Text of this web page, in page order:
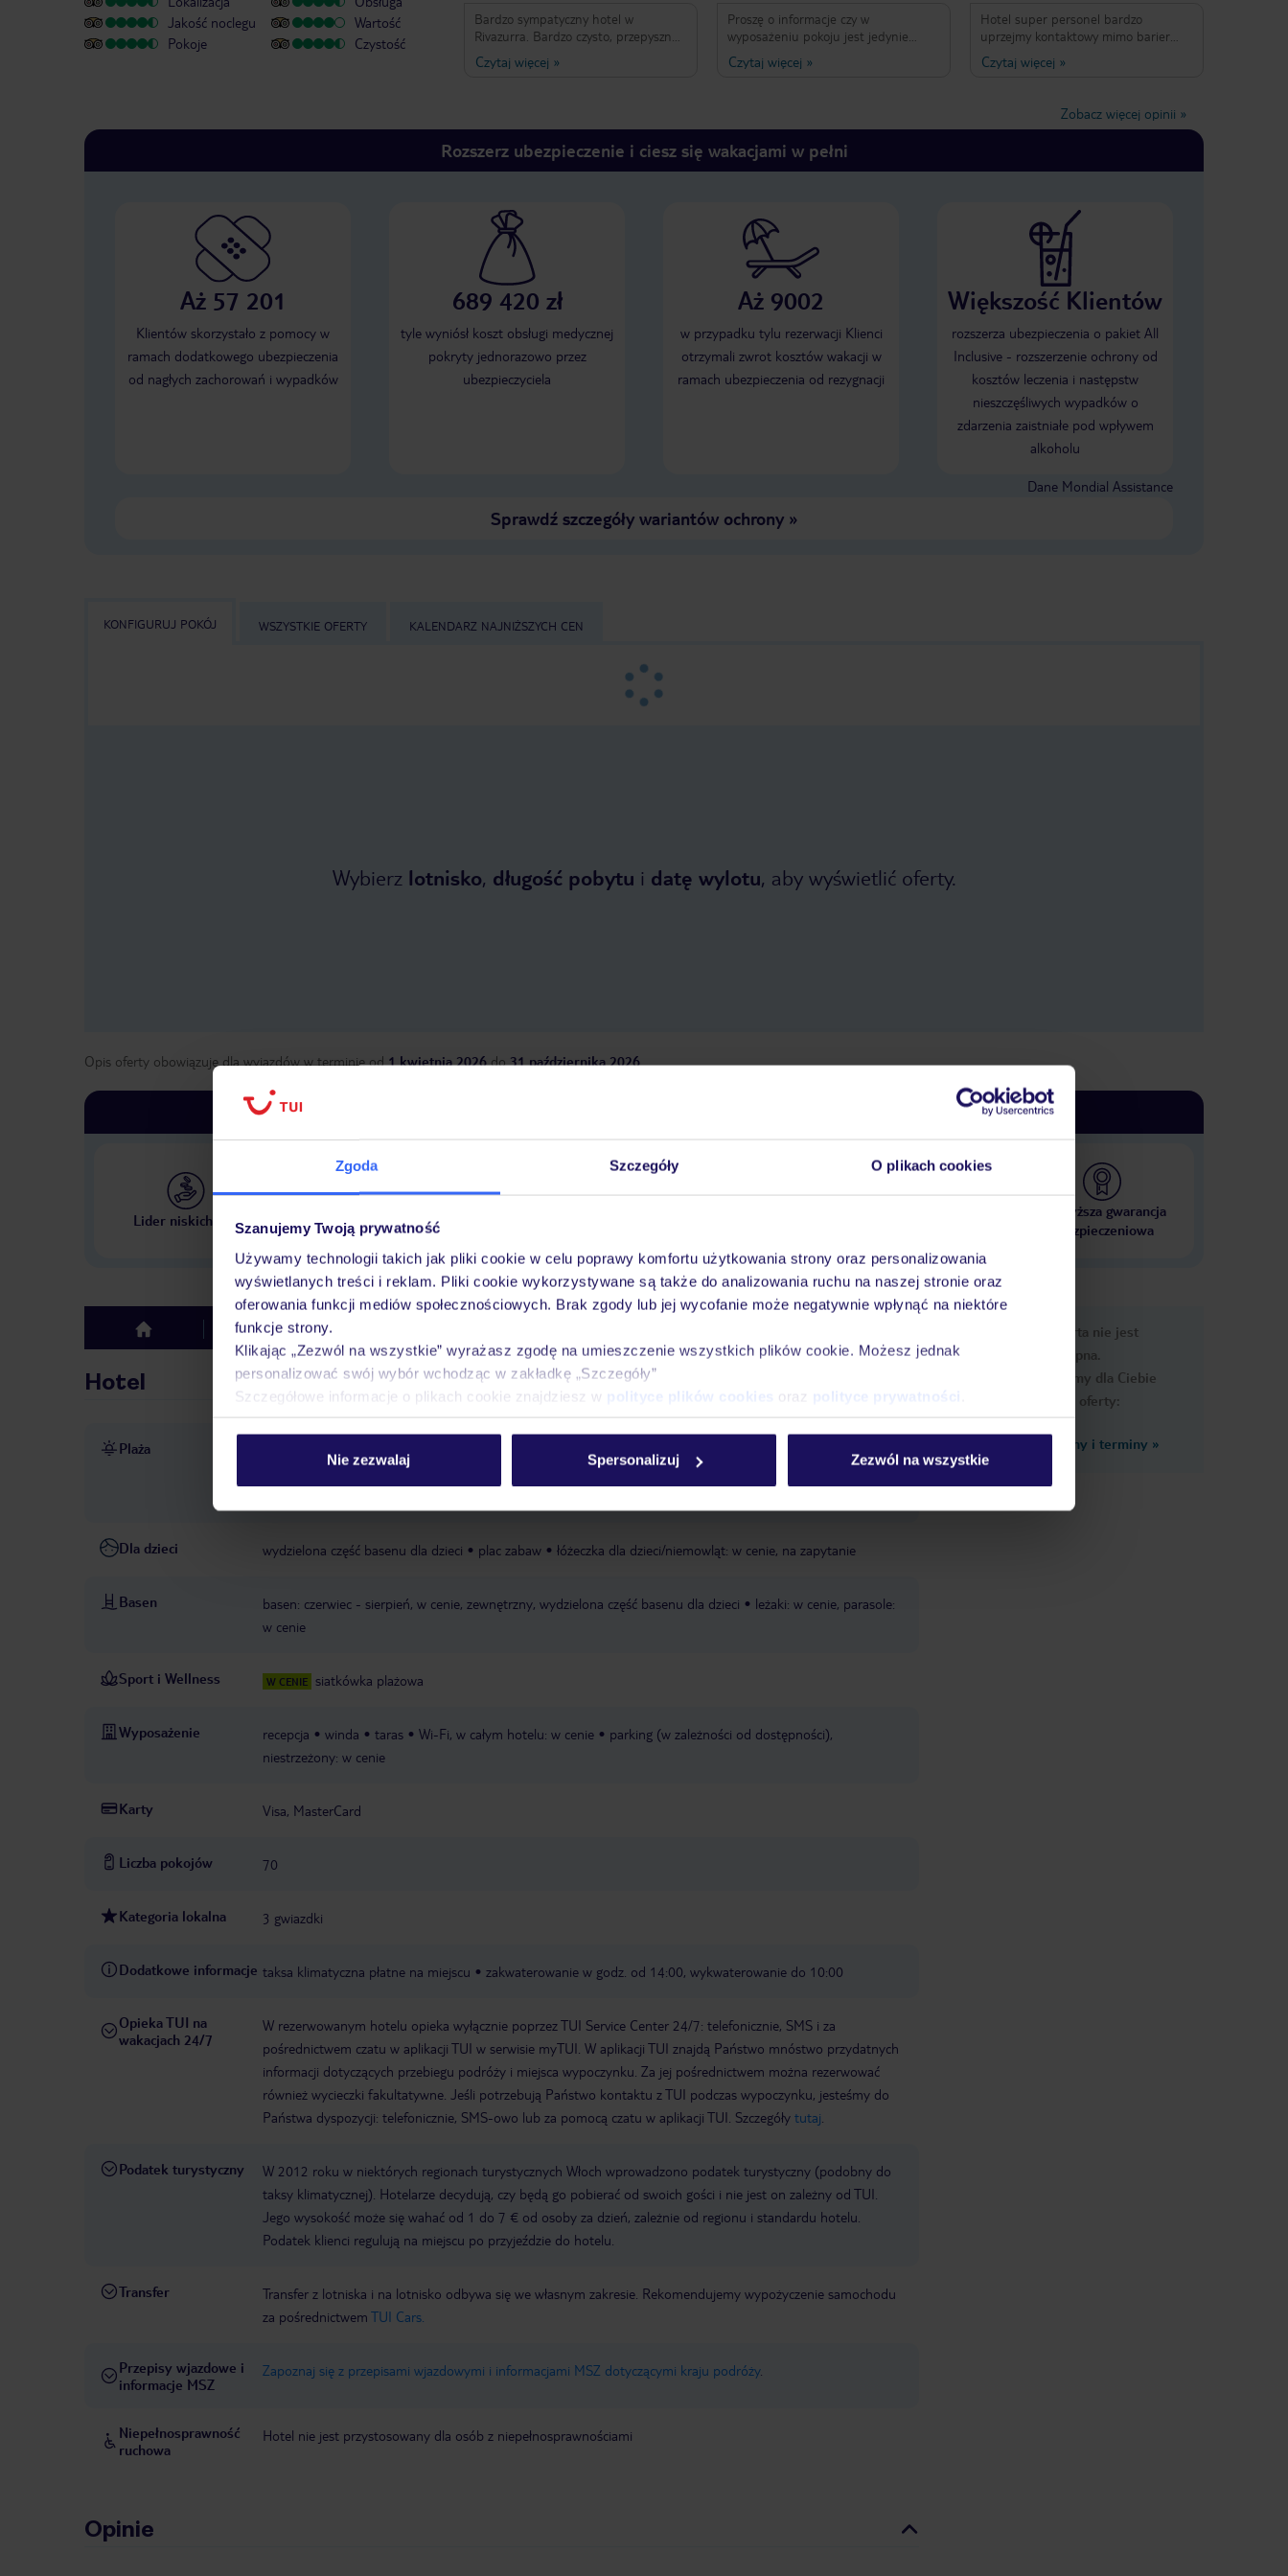
Zgoda Szczegóły O plikach cookies
Szanujemy Twoją prywatność
Używamy technologii takich jak pliki cookie w celu poprawy komfortu użytkowania strony oraz personalizowania
wyświetlanych treści i reklam. Pliki cookie wykorzystywane są także do analizowania ruchu na naszej stronie oraz
oferowania funkcji mediów społecznościowych. Brak zgody lub jej wycofanie może negatywnie wpłynąć na niektóre
funkcje strony.
Klikając „Zezwól na wszystkie” wyrażasz zgodę na umieszczenie wszystkich plików cookie. Możesz jednak
personalizować swój wybór wchodząc w zakładkę „Szczegóły”
Szczegółowe informacje o plikach cookie znajdziesz w polityce plików cookies oraz polityce prywatności
Nie zezwalaj Spersonalizuj Zezwól na wszystkie
Jakość noclegu
Pokoje
Wartość
Czystość
Bardzo sympatyczny hotel w
Rivazurra. Bardzo czysto, przepyszne
śniadania. Hotel praktycznie na plaży.
Jak ma się dosyć słonej wody, to
Czytaj więcej »
Proszę o informacje czy w
wyposażeniu pokoju jest jedynie
lodówka ? Czy na śniadania są
również jakieś ciepłe posiłki i
Czytaj więcej »
Hotel super personel bardzo
uprzejmy kontaktowy mimo barier
językowych byliśmy tam 3 tygodnie a
zleciało jakby 10 dni jedzenie bardzo
ogóle same superlatywy właściciele
bardzo mili cały dzień do dyspozycji
superrrrrrr !!!!!!!!!!
Czytaj więcej »
Zobacz więcej opinii »
Rozszerz ubezpieczenie i ciesz się wakacjami w pełni
Aż 57 201
Klientów skorzystało z pomocy w
ramach dodatkowego ubezpieczenia
od nagłych zachorowań i wypadków
689 420 zł
tyle wyniósł koszt obsługi medycznej
pokryty jednorazowo przez
ubezpieczyciela
Aż 9002
w przypadku tylu rezerwacji Klienci
otrzymali zwrot kosztów wakacji w
ramach ubezpieczenia od rezygnacji
Większość Klientów
rozszerza ubezpieczenia o pakiet All
Inclusive - rozszerzenie ochrony od
kosztów leczenia i następstw
nieszczęśliwych wypadków o
zdarzenia zaistniałe pod wpływem
alkoholu
Dane Mondial Assistance
Sprawdź szczegóły wariantów ochrony»
KONFIGURUJ POKÓJ WSZYSTKIE OFERTY KALENDARZ NAJNIŻSZYCH CEN
Wybierz lotnisko, długość pobytu i datę wylotu, aby wyświetlić oferty.
Opis oferty obowiązuje dla wyjazdów w terminie od 1 kwietnia 2026do31 października 2026
Lider niskich cen
w Polsce
Najwyższa gwarancja
ubezpieczeniowa
top Hotel
Hotel
Plaża bezpośrednio przy plaży
leżaki za opłatą, dostępność nie jest gwarantowana,
zależna od decyzji hotelu lub dostawcy zewnętrznego
parasole za opłatą, dostępność nie jest gwarantowana,
Dla dzieci wydzielona część basenu dla dzieci plac zabaw łóżeczka dla dzieci/niemowląt: w cenie, na zapytanie
Basen basen: czerwiec - sierpień, w cenie, zewnętrzny, wydzielona część basenu dla dzieci
leżaki: w cenie, parasole:
w cenie
Sport i Wellness W CENIE siatkówka plażowa
Wyposażenie recepcja winda taras Wi-Fi, w całym hotelu: w cenie
parking (w zależności od dostępności),
niestrzeżony: w cenie
Karty Visa, MasterCard
Liczba pokojów 70
Kategoria lokalna 3 gwiazdki
Dodatkowe informacje taksa klimatyczna płatne na miejscu zakwaterowanie w godz. od 14:00, wykwaterowanie do 10:00
Opieka TUI na
wakacjach 24/7
W rezerwowanym hotelu opieka wyłącznie poprzez TUI Service Center 24/7: telefonicznie, SMS i za
pośrednictwem czatu w aplikacji TUI w serwisie myTUI. W aplikacji TUI znajdą Państwo mnóstwo przydatnych
informacji dotyczących przebiegu podróży i miejsca wypoczynku. Za jej pośrednictwem można rezerwować
również wycieczki fakultatywne. Jeśli potrzebują Państwo kontaktu z TUI podczas wypoczynku, jesteśmy do
Państwa dyspozycji: telefonicznie, SMS-owo lub za pomocą czatu w aplikacji TUI. Szczegóły tutaj
Podatek turystyczny
W 2012 roku w niektórych regionach turystycznych Włoch wprowadzono podatek turystyczny (podobny do
taksy klimatycznej). Hotelarze decydują, czy będą go pobierać od swoich gości i nie jest on zależny od TUI.
Jego wysokość może się wahać od 1 do 7 € od osoby za dzień, zależnie od regionu i standardu hotelu.
Podatek klienci regulują na miejscu po przyjeździe do hotelu.
Transfer
Transfer z lotniska i na lotnisko odbywa się we własnym zakresie. Rekomendujemy wypożyczenie samochodu
za pośrednictwem TUI Cars.
Przepisy wjazdowe i
informacje MSZ
Zapoznaj się z przepisami wjazdowymi i informacjami MSZ dotyczącymi kraju podróży.
Niepełnosprawność
ruchowa
Hotel nie jest przystosowany dla osób z niepełnosprawnościami
Opinie
Ups, ta oferta nie jest
dostępna.
Przygotowaliśmy dla Ciebie
podobne oferty:
Zobacz inne ceny i terminy »